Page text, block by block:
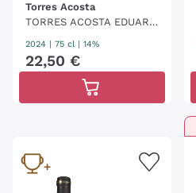
Torres Acosta
TORRES ACOSTA EDUARD
O
2024 75 cl | 14%
22,50 €